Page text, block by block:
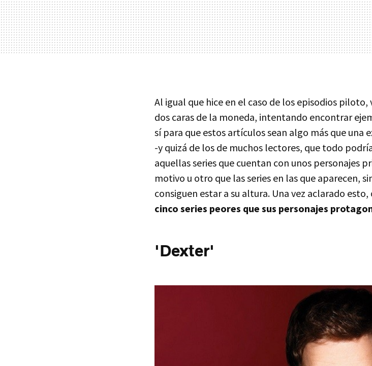
Al igual que hice en el caso de los episodios
dos caras de la moneda, intentando encontrar
sí para que estos artículos sean algo más que una
-y quizá de los de muchos lectores, que todo
aquellas series que cuentan con unos personajes
motivo u otro que las series en las que aparecen,
consiguen estar a su altura. Una vez aclarado
cinco series peores que sus personajes
'Dexter'